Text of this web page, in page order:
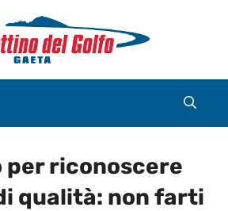
per riconoscere
qualità: non farti